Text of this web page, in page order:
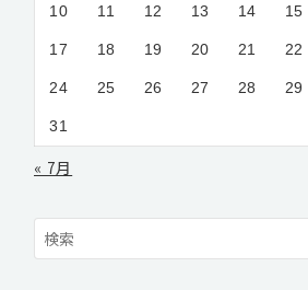
10 11 12 13 14 15
17 18 19 20 21 22
24 25 26 27 28 29
31
« 7月